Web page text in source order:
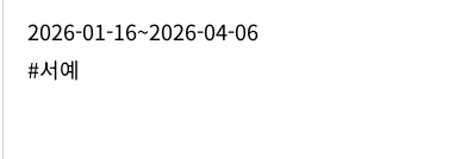
2026-01-16~2026-04-06
#서예